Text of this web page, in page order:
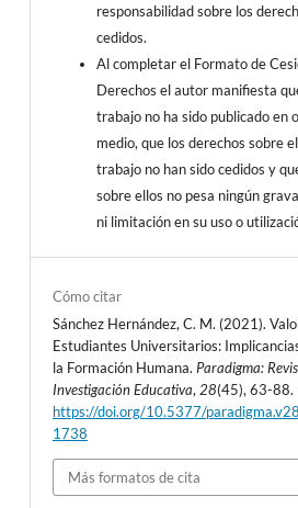
responsabilidad sobre los
cedidos.
Al completar el Formato de
Derechos el autor manifiesta
trabajo no ha sido publicado en
medio, que los derechos sobre el
trabajo no han sido cedidos y
sobre ellos no pesa ningún
ni limitación en su uso o
Cómo citar
Sánchez Hernández, C. M. (2021).
Estudiantes Universitarios:
la Formación Humana. Paradigma:
Investigación Educativa, 28(45), 63-88.
https://doi.org/10.5377/
1738
Más formatos de cita